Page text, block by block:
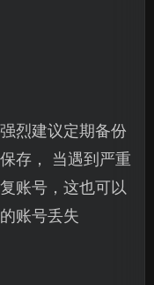
烈建议定期备份
存， 当遇到严重
账号，这也可以
账号丢失